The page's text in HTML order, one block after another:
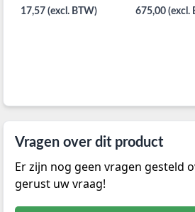
17,57 (excl. BTW)
675,00 (excl.
Vragen over dit product
Er zijn nog geen vragen gesteld
gerust uw vraag!